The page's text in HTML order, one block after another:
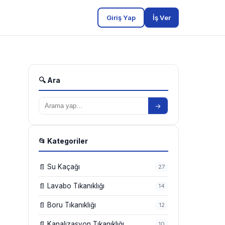
Giriş Yap İş Ver
🔍 Ara
→
📂 Kategoriler
📄 Su Kaçağı 27
📄 Lavabo Tıkanıklığı 14
📄 Boru Tıkanıklığı 12